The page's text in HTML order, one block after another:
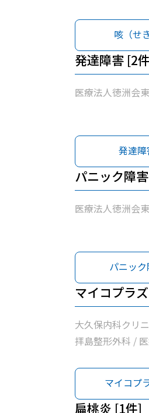
東京石心会昭島
東京西徳洲会病
島市医師会診療
法人社団玲世会
熊川病院
咳（せ
発達障害 [2
医療法人徳洲会
発達
パニック障
医療法人徳洲会
パニッ
マイコプラ
大久保内科クリ
拝島整形外科 /
東京石心会昭島
東京西徳洲会病
島市医師会診療
マイコプ
扁桃炎 [1件]